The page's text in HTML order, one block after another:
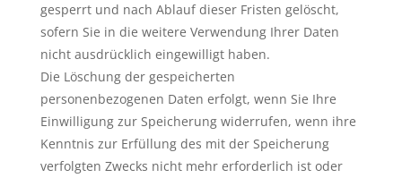
gesperrt und nach Ablauf dieser Fristen gelöscht,
sofern Sie in die weitere Verwendung Ihrer Daten
nicht ausdrücklich eingewilligt haben.
Die Löschung der gespeicherten
personenbezogenen Daten erfolgt, wenn Sie Ihre
Einwilligung zur Speicherung widerrufen, wenn ihre
Kenntnis zur Erfüllung des mit der Speicherung
verfolgten Zwecks nicht mehr erforderlich ist oder